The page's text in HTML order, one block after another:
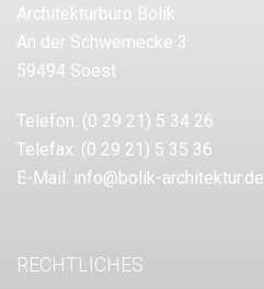
Architekturbüro Bolik
An der Schwemecke 3
59494 Soest
Telefon: (0 29 21) 5 34 26
Telefax: (0 29 21) 5 35 36
E-Mail: info@bolik-architektur.de
RECHTLICHES